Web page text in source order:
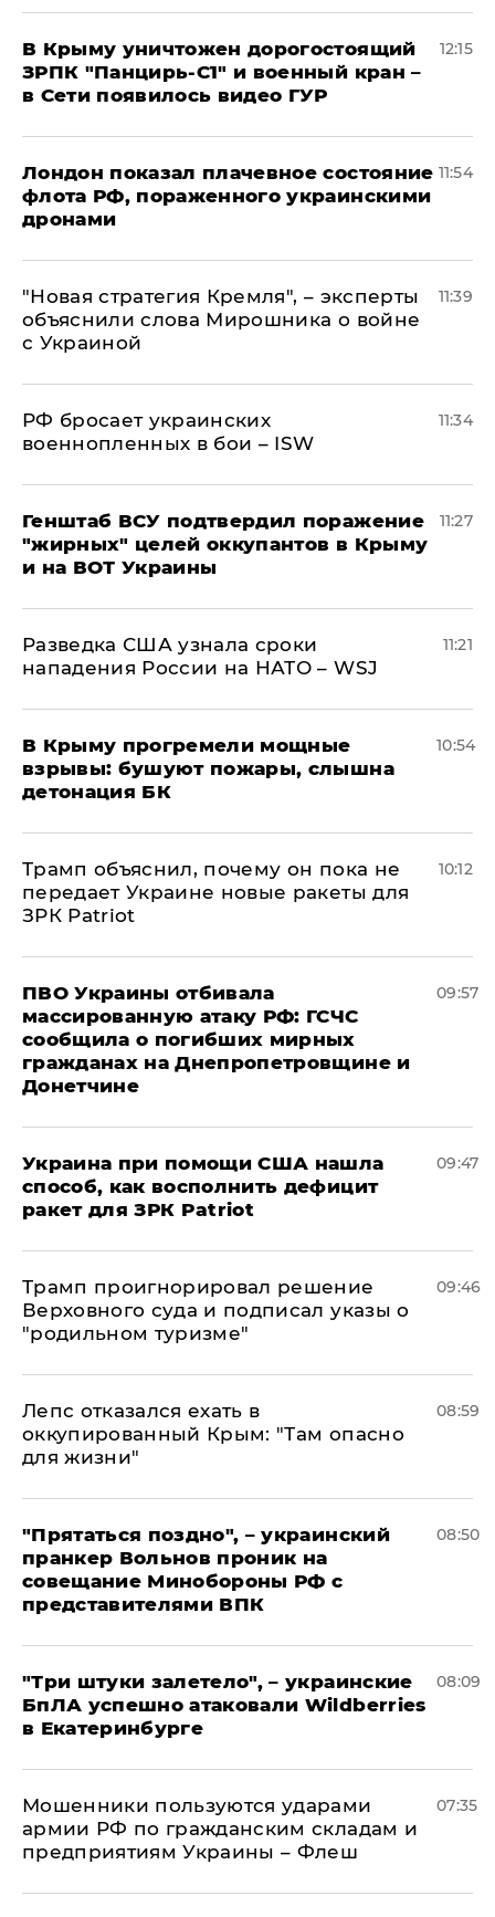
В Крыму уничтожен дорогостоящий
ЗРПК "Панцирь-С1" и военный кран –
в Сети появилось видео ГУР
12:15
Лондон показал плачевное состояние
флота РФ, пораженного украинскими
дронами
11:54
"Новая стратегия Кремля", – эксперты
объяснили слова Мирошника о войне
с Украиной
11:39
РФ бросает украинских
военнопленных в бои – ISW
11:34
Генштаб ВСУ подтвердил поражение
"жирных" целей оккупантов в Крыму
и на ВОТ Украины
11:27
Разведка США узнала сроки
нападения России на НАТО – WSJ
11:21
В Крыму прогремели мощные
взрывы: бушуют пожары, слышна
детонация БК
10:54
Трамп объяснил, почему он пока не
передает Украине новые ракеты для
ЗРК Patriot
10:12
ПВО Украины отбивала
массированную атаку РФ: ГСЧС
сообщила о погибших мирных
гражданах на Днепропетровщине и
Донетчине
09:57
Украина при помощи США нашла
способ, как восполнить дефицит
ракет для ЗРК Patriot
09:47
Трамп проигнорировал решение
Верховного суда и подписал указы о
"родильном туризме"
09:46
Лепс отказался ехать в
оккупированный Крым: "Там опасно
для жизни"
08:59
"Прятаться поздно", – украинский
пранкер Вольнов проник на
совещание Минобороны РФ с
представителями ВПК
08:50
"Три штуки залетело", – украинские
БпЛА успешно атаковали Wildberries
в Екатеринбурге
08:09
Мошенники пользуются ударами
армии РФ по гражданским складам и
предприятиям Украины – Флеш
07:35